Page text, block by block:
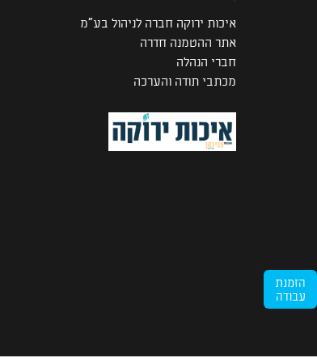
איכות ירוקה חברה לניהול בע"מ
אתר ההטמנה חדרה
חברי הנהלה
מכתבי תודה והערכה
הזמנת
עבודה